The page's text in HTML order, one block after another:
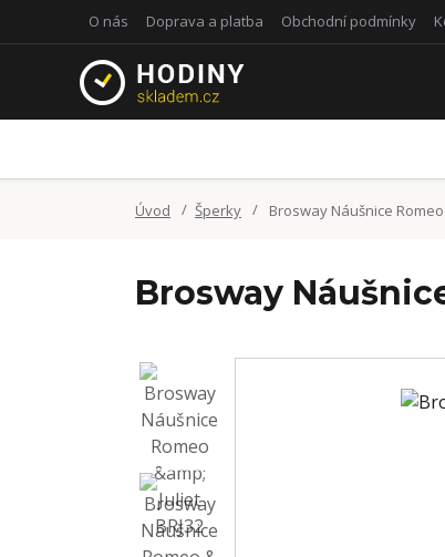
O nás Doprava a platba Obchodní podmínky
Úvod Šperky Brosway Náušnice Romeo
Brosway